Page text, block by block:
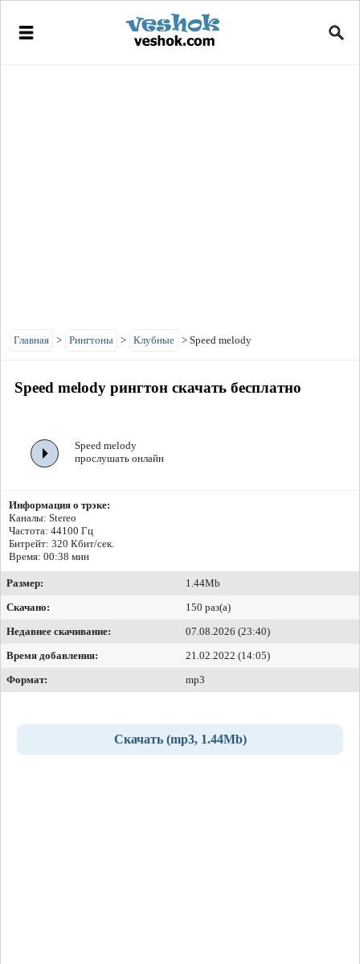
Главная > Рингтоны > Клубные > Speed melody
Speed melody рингтон скачать бесплатно
Speed melody
прослушать онлайн
Информация о трэке:
Каналы: Stereo
Частота: 44100 Гц
Битрейт: 320 Кбит/сек.
Время: 00:38 мин
Размер:
1.44Mb
Скачано:
150 раз(а)
Недавнее скачивание:
07.08.2026 (23:40)
Время добавления:
21.02.2022 (14:05)
Формат:
mp3
Скачать (mp3, 1.44Mb)